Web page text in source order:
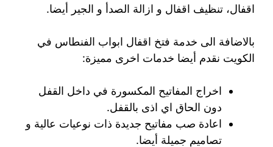
اقفال، تنظيف اقفال و ازالة الصدأ و الجير أيضا.
بالاضافة الى خدمة فتخ اقفال ابواب الفنطاس في
الكويت نقدم أيضا خدمات اخرى مميزة:
اخراج المفاتيح المكسورة في داخل القفل
دون الحاق اي اذى بالقفل.
اعادة صب مفاتيح جديدة ذات نوعيات عالية و
تصاميم جميلة أيضا.